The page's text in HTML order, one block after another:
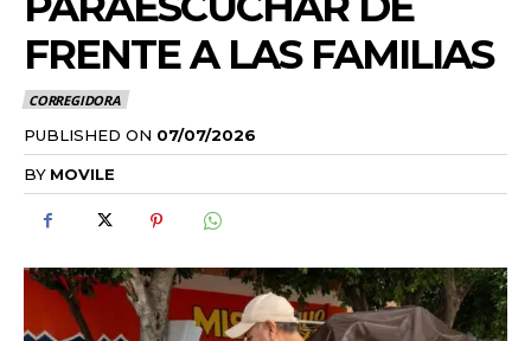
FRENTE A LAS FAMILIAS
CORREGIDORA
PUBLISHED ON 07/07/2026
BY MOVILE